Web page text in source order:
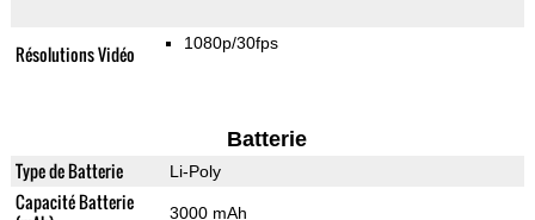
Résolutions Vidéo 1080p/30fps
Batterie
Type de Batterie Li-Poly
Capacité Batterie
3000 mAh